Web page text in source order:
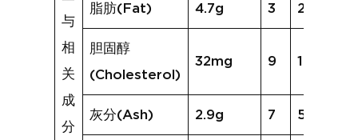
与
相
关
成
分
脂肪(Fat) 4.7g 3 2.2g
胆固醇
(Cholesterol)
32mg 9 169mg
灰分(Ash) 2.9g 7 5.8g